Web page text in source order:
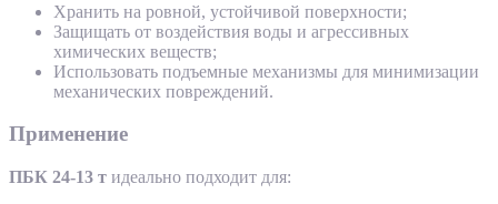
Хранить на ровной, устойчивой поверхности;
Защищать от воздействия воды и агрессивных
химических веществ;
Использовать подъемные механизмы для минимизации
механических повреждений.
Применение
ПБК 24-13 т идеально подходит для: